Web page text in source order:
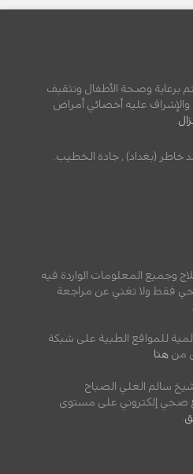
برعاية وصحة الأطفال وتثقيف
والإشراف عليه أخصائي أمراض
.
خاطر (بغداد) , جادة الخطيب.
وجميع المعلومات الواردة فيه
فقط ولا تغني عن مراجعة
للمواقع الطبية على شبكة
من هنا
سالم العلي الصباح
صحي إلكتروني على مستوى
.